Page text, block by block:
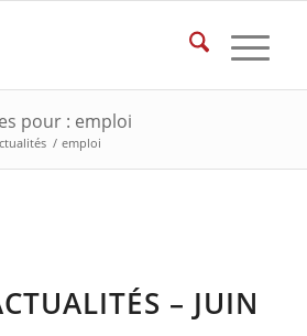
pour : emploi
/ emploi
– JUIN